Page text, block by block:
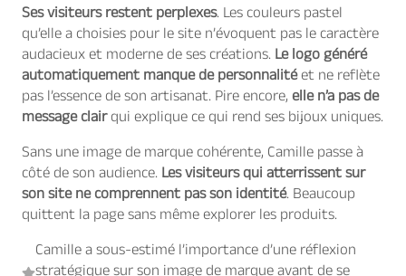
Ses visiteurs restent perplexes. Les couleurs pastel
qu’elle a choisies pour le site n’évoquent pas le caractère
audacieux et moderne de ses créations.Le logo généré
automatiquement manque de personnalitéet ne reflète
pas l’essence de son artisanat. Pire encore, elle n’a pas de
message clairqui explique ce qui rend ses bijoux uniques.
Sans une image de marque cohérente, Camille passe à
côté de son audience.Les visiteurs qui atterrissent sur
son site ne comprennent pas son identité. Beaucoup
quittent la page sans même explorer les produits.
Camille a sous-estimé l’importance d’une réflexion